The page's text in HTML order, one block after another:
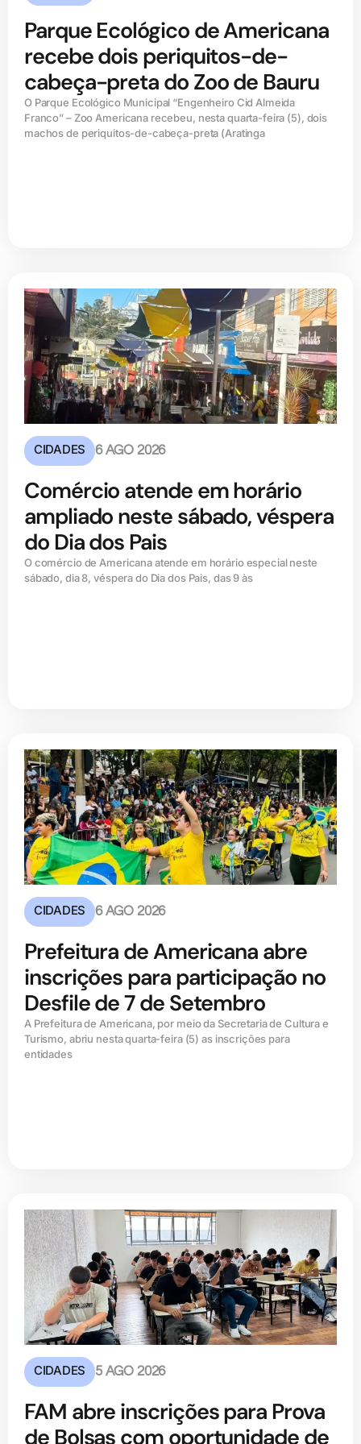
Parque Ecológico de Americana
recebe dois periquitos-de-
cabeça-preta do Zoo de Bauru
O Parque Ecológico Municipal “Engenheiro Cid Almeida
Franco” – Zoo Americana recebeu, nesta quarta-feira (5), dois
machos de periquitos-de-cabeça-preta (Aratinga
CIDADES 6 AGO 2026
Comércio atende em horário
ampliado neste sábado, véspera
do Dia dos Pais
O comércio de Americana atende em horário especial neste
sábado, dia 8, véspera do Dia dos Pais, das 9 às
CIDADES 6 AGO 2026
Prefeitura de Americana abre
inscrições para participação no
Desfile de 7 de Setembro
A Prefeitura de Americana, por meio da Secretaria de Cultura e
Turismo, abriu nesta quarta-feira (5) as inscrições para
entidades
CIDADES 5 AGO 2026
FAM abre inscrições para Prova
de Bolsas com oportunidade de